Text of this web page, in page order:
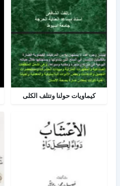
كيماويات حولنا وتتلف الكلى